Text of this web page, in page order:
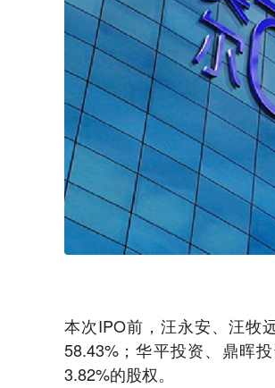
本次IPO前，汪永安、汪牧
58.43%；华平投资、鼎晖
3.82%的股权。